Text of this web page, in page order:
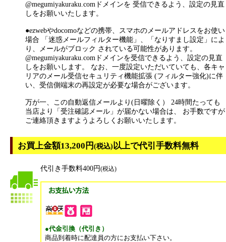
@megumiyakuraku.comドメインを 受信できるよう、設定の見直
しをお願いいたします。
●ezwebやdocomoなどの携帯、スマホのメールアドレスをお使い
場合 「迷惑メールフィルター機能」、「なりすまし設定」によ
り、メールがブロック されている可能性があります。
@megumiyakuraku.comドメインを受信できるよう、設定の見直
しをお願いします。 なお、一度設定いただいていても、各キャ
リアのメール受信セキュリティ機能拡張 (フィルター強化)に伴
い、受信側端末の再設定が必要な場合がございます。
万が一、この自動返信メールより(日曜除く） 24時間たっても
当店より「受注確認メール」が届かない場合は、 お手数ですが
ご連絡頂きますようよろしくお願いいたします。
お買上金額13,200円(税込)以上で代引手数料無料
代引き手数料400円(税込)
●代金引換（代引き）
商品到着時に配達員の方にお支払い下さい。